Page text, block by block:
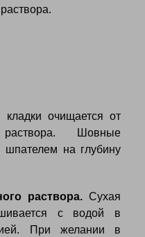
кладки очищается от
Шовные
шпателем на глубину
раствора. Сухая
с водой в
При желании в